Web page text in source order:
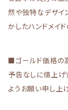
然や独特なデザイ
かしたハンドメイド
■ゴールド価格の
予告なしに値上げ
ようお願い申し上